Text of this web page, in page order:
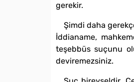
gerekir.
Şimdi daha
İddianame,
teşebbüs suçunu
deviremezsiniz.